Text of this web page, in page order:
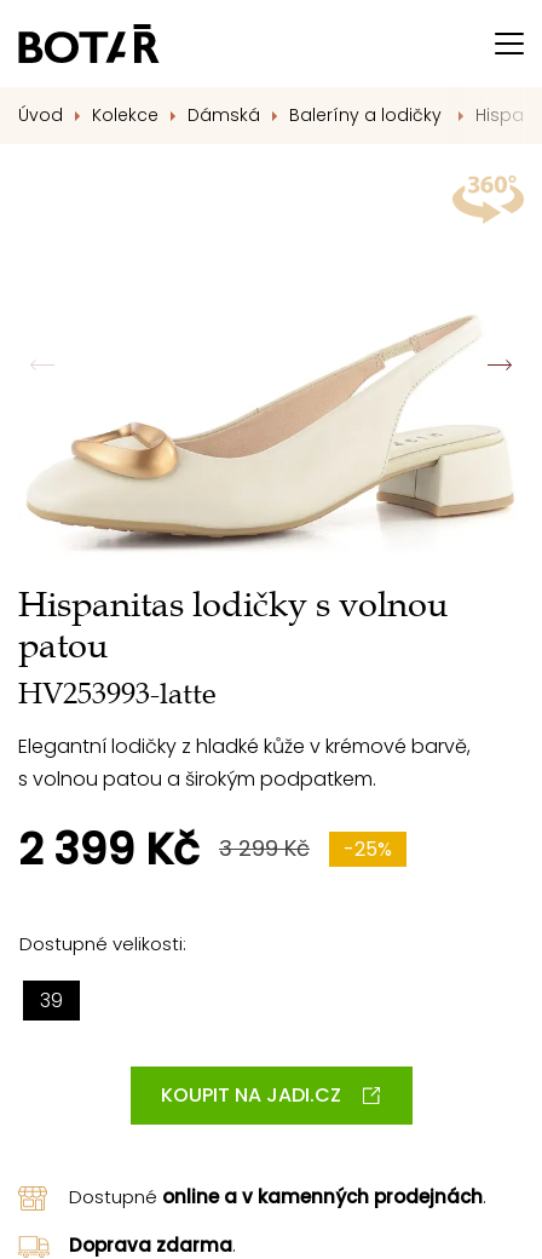
Úvod Kolekce Dámská Baleríny a lodičky
Hispanitas lodičky s volnou
patou
HV253993-latte
Elegantní lodičky z hladké kůže v krémové barvě,
s volnou patou a širokým podpatkem.
2 399 Kč 3 299 Kč -25%
Dostupné velikosti:
39
KOUPIT NA JADI.CZ
Dostupné online a v kamenných prodejnách.
Doprava zdarma.